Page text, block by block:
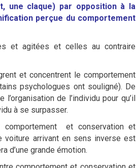
une claque) par opposition à la
perçue du comportement
et agitées et celles au contraire
et concentrent le comportement
psychologues ont souligné). De
de l’individu pour qu’il
à se surpasser.
comportement et conservation et
voiture arrivant en sens inverse est
d’une grande émotion.